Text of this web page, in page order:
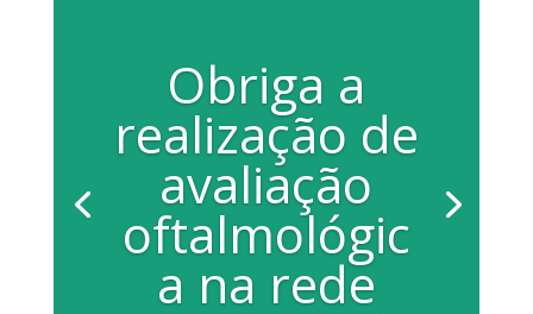
Obriga a
realização de
avaliação
oftalmológic
a na rede